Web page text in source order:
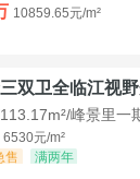
10859.65元/m²
双卫全临江视
峰景里一
6530元/m²
售 满两年